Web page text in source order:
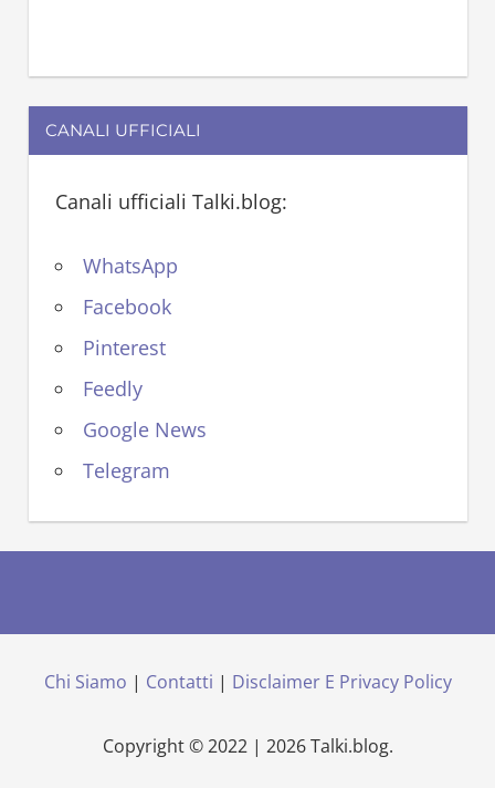
CANALI UFFICIALI
Canali ufficiali Talki.blog:
WhatsApp
Facebook
Pinterest
Feedly
Google News
Telegram
Chi Siamo | Contatti | Disclaimer E Privacy Policy
Copyright © 2022 | 2026 Talki.blog.